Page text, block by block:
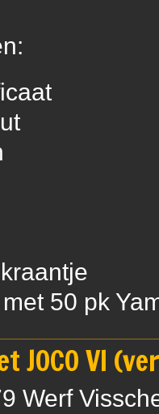
50 pk
JOCO VI
Werf